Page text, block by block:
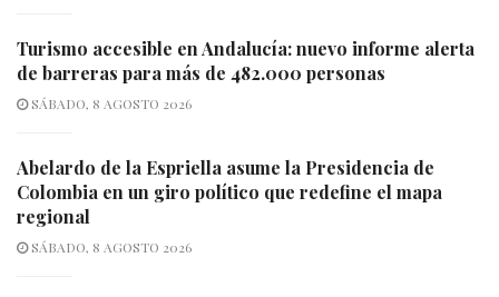
Turismo accesible en Andalucía: nuevo informe alerta
de barreras para más de 482.000 personas
SÁBADO, 8 AGOSTO 2026
Abelardo de la Espriella asume la Presidencia de
Colombia en un giro político que redefine el mapa
regional
SÁBADO, 8 AGOSTO 2026